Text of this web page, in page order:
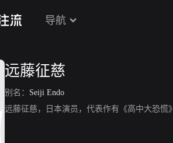
导航
远藤征慈
别名： Seiji Endo
远藤征慈，日本演员，代表作有《高中大恐